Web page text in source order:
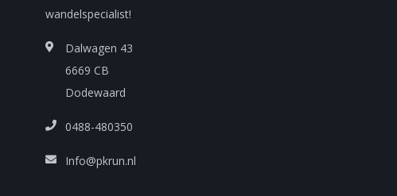
wandelspecialist!
Dalwagen 43
6669 CB
Dodewaard
0488-480350
Info@pkrun.nl